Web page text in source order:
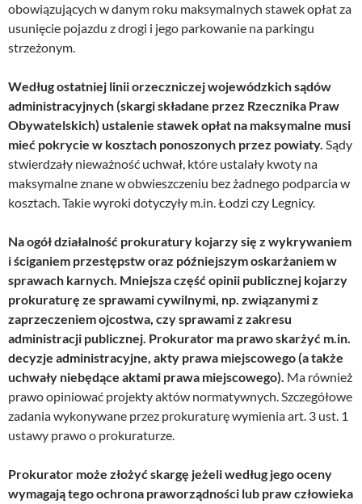
obowiązujących w danym roku maksymalnych stawek opłat za
usunięcie pojazdu z drogi i jego parkowanie na parkingu
strzeżonym.
Według ostatniej linii orzeczniczej wojewódzkich sądów
administracyjnych (skargi składane przez Rzecznika Praw
Obywatelskich) ustalenie stawek opłat na maksymalne musi
mieć pokrycie w kosztach ponoszonych przez powiaty. Sądy
stwierdzały nieważność uchwał, które ustalały kwoty na
maksymalne znane w obwieszczeniu bez żadnego podparcia w
kosztach. Takie wyroki dotyczyły m.in. Łodzi czy Legnicy.
Na ogół działalność prokuratury kojarzy się z wykrywaniem
i ściganiem przestępstw oraz późniejszym oskarżaniem w
sprawach karnych. Mniejsza część opinii publicznej kojarzy
prokuraturę ze sprawami cywilnymi, np. związanymi z
zaprzeczeniem ojcostwa, czy sprawami z zakresu
administracji publicznej. Prokurator ma prawo skarżyć m.in.
decyzje administracyjne, akty prawa miejscowego (a także
uchwały niebędące aktami prawa miejscowego). Ma również
prawo opiniować projekty aktów normatywnych. Szczegółowe
zadania wykonywane przez prokuraturę wymienia art. 3 ust. 1
ustawy prawo o prokuraturze.
Prokurator może złożyć skargę jeżeli według jego oceny
wymagają tego ochrona praworządności lub praw człowieka